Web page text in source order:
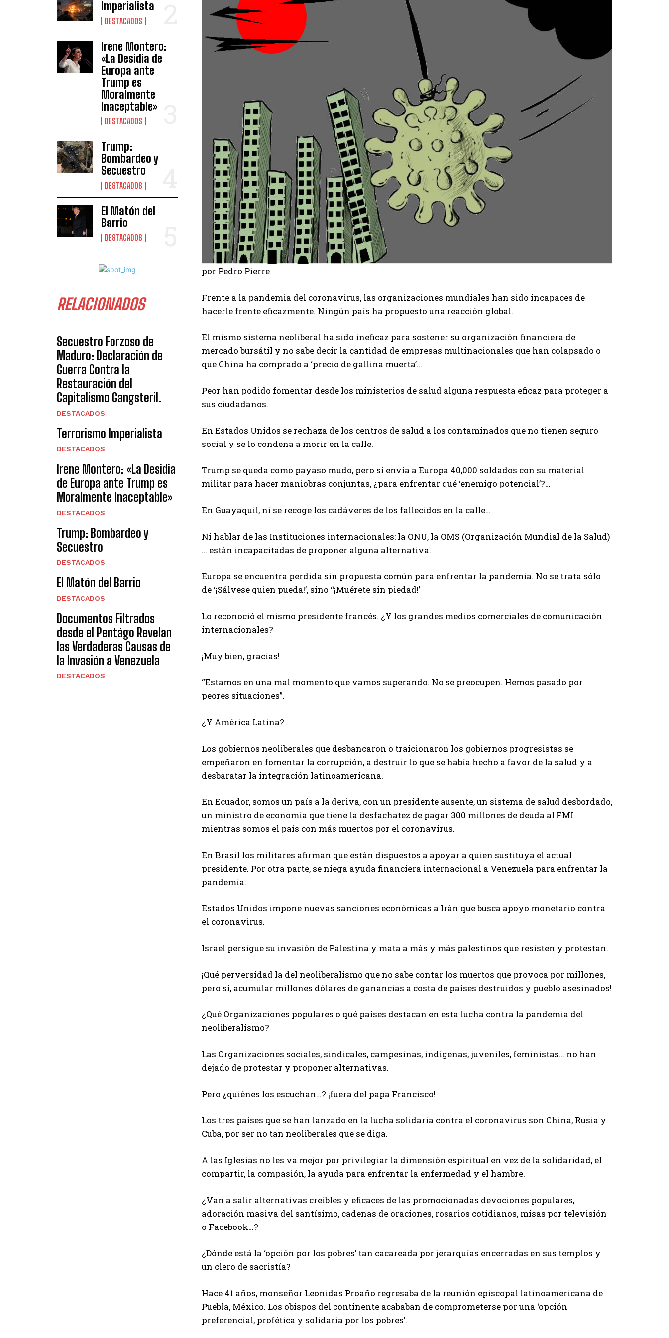
Imperialista
DESTACADOS
Irene Montero:
«La Desidia de
Europa ante
Trump es
Moralmente
Inaceptable»
DESTACADOS
Trump:
Bombardeo y
Secuestro
DESTACADOS
El Matón del
Barrio
DESTACADOS
RELACIONADOS
Secuestro Forzoso de
Maduro: Declaración de
Guerra Contra la
Restauración del
Capitalismo Gangsteril.
DESTACADOS
Terrorismo Imperialista
DESTACADOS
Irene Montero: «La Desidia
de Europa ante Trump es
Moralmente Inaceptable»
DESTACADOS
Trump: Bombardeo y
Secuestro
DESTACADOS
El Matón del Barrio
DESTACADOS
Documentos Filtrados
desde el Pentágo Revelan
las Verdaderas Causas de
la Invasión a Venezuela
DESTACADOS
por Pedro Pierre
Frente a la pandemia del coronavirus, las organizaciones mundiales han sido incapaces de
hacerle frente eficazmente. Ningún país ha propuesto una reacción global.
El mismo sistema neoliberal ha sido ineficaz para sostener su organización financiera de
mercado bursátil y no sabe decir la cantidad de empresas multinacionales que han colapsado o
que China ha comprado a ‘precio de gallina muerta’…
Peor han podido fomentar desde los ministerios de salud alguna respuesta eficaz para proteger a
sus ciudadanos.
En Estados Unidos se rechaza de los centros de salud a los contaminados que no tienen seguro
social y se lo condena a morir en la calle.
Trump se queda como payaso mudo, pero sí envía a Europa 40,000 soldados con su material
militar para hacer maniobras conjuntas, ¿para enfrentar qué ‘enemigo potencial’?…
En Guayaquil, ni se recoge los cadáveres de los fallecidos en la calle…
Ni hablar de las Instituciones internacionales: la ONU, la OMS (Organización Mundial de la Salud)
… están incapacitadas de proponer alguna alternativa.
Europa se encuentra perdida sin propuesta común para enfrentar la pandemia. No se trata sólo
de ‘¡Sálvese quien pueda!’, sino “¡Muérete sin piedad!’
Lo reconoció el mismo presidente francés. ¿Y los grandes medios comerciales de comunicación
internacionales?
¡Muy bien, gracias!
“Estamos en una mal momento que vamos superando. No se preocupen. Hemos pasado por
peores situaciones”.
¿Y América Latina?
Los gobiernos neoliberales que desbancaron o traicionaron los gobiernos progresistas se
empeñaron en fomentar la corrupción, a destruir lo que se había hecho a favor de la salud y a
desbaratar la integración latinoamericana.
En Ecuador, somos un país a la deriva, con un presidente ausente, un sistema de salud desbordado,
un ministro de economía que tiene la desfachatez de pagar 300 millones de deuda al FMI
mientras somos el país con más muertos por el coronavirus.
En Brasil los militares afirman que están dispuestos a apoyar a quien sustituya el actual
presidente. Por otra parte, se niega ayuda financiera internacional a Venezuela para enfrentar la
pandemia.
Estados Unidos impone nuevas sanciones económicas a Irán que busca apoyo monetario contra
el coronavirus.
Israel persigue su invasión de Palestina y mata a más y más palestinos que resisten y protestan.
¡Qué perversidad la del neoliberalismo que no sabe contar los muertos que provoca por millones,
pero sí, acumular millones dólares de ganancias a costa de países destruidos y pueblo asesinados!
¿Qué Organizaciones populares o qué países destacan en esta lucha contra la pandemia del
neoliberalismo?
Las Organizaciones sociales, sindicales, campesinas, indígenas, juveniles, feministas… no han
dejado de protestar y proponer alternativas.
Pero ¿quiénes los escuchan…? ¡fuera del papa Francisco!
Los tres países que se han lanzado en la lucha solidaria contra el coronavirus son China, Rusia y
Cuba, por ser no tan neoliberales que se diga.
A las Iglesias no les va mejor por privilegiar la dimensión espiritual en vez de la solidaridad, el
compartir, la compasión, la ayuda para enfrentar la enfermedad y el hambre.
¿Van a salir alternativas creíbles y eficaces de las promocionadas devociones populares,
adoración masiva del santísimo, cadenas de oraciones, rosarios cotidianos, misas por televisión
o Facebook…?
¿Dónde está la ‘opción por los pobres’ tan cacareada por jerarquías encerradas en sus templos y
un clero de sacristía?
Hace 41 años, monseñor Leonidas Proaño regresaba de la reunión episcopal latinoamericana de
Puebla, México. Los obispos del continente acababan de comprometerse por una ‘opción
preferencial, profética y solidaria por los pobres’.